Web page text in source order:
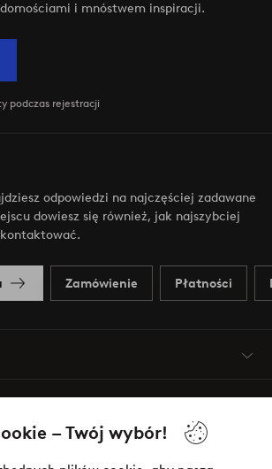
– Twój wybór!
i mnóstwem inspiracji.
podczas rejestracji
odpowiedzi na najczęściej zadawane
dowiesz się również, jak najszybciej
Zamówienie Płatności